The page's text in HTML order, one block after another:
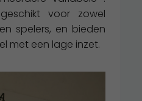
voor zowel
spelers, en bieden
met een lage inzet.